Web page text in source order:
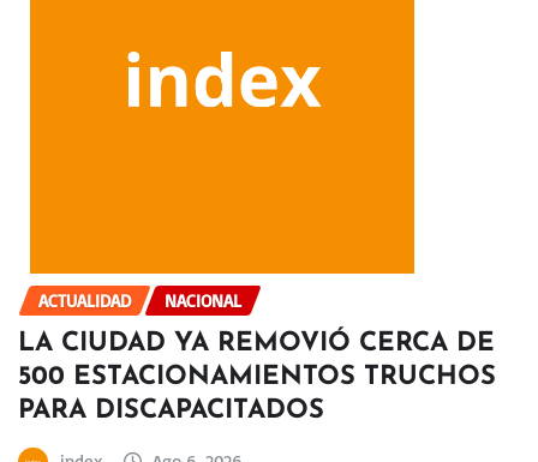
ACTUALIDAD NACIONAL
LA CIUDAD YA REMOVIÓ CERCA DE
500 ESTACIONAMIENTOS TRUCHOS
PARA DISCAPACITADOS